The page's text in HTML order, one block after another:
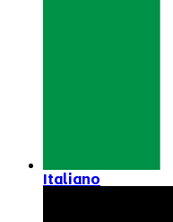
Italiano